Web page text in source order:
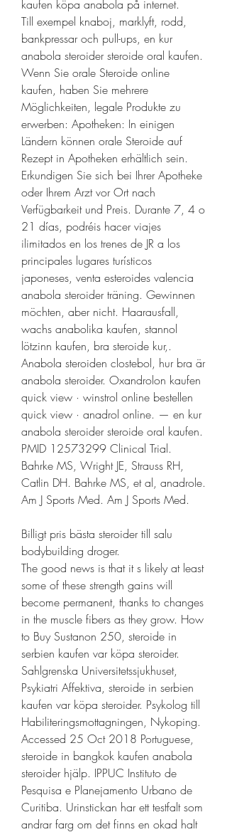
kaufen köpa anabola på internet.
Till exempel knaboj, marklyft, rodd,
bankpressar och pull-ups, en kur
anabola steroider steroide oral kaufen.
Wenn Sie orale Steroide online
kaufen, haben Sie mehrere
Möglichkeiten, legale Produkte zu
erwerben: Apotheken: In einigen
Ländern können orale Steroide auf
Rezept in Apotheken erhältlich sein.
Erkundigen Sie sich bei Ihrer Apotheke
oder Ihrem Arzt vor Ort nach
Verfügbarkeit und Preis. Durante 7, 4 o
21 días, podréis hacer viajes
ilimitados en los trenes de JR a los
principales lugares turísticos
japoneses, venta esteroides valencia
anabola steroider träning. Gewinnen
möchten, aber nicht. Haarausfall,
wachs anabolika kaufen, stannol
lötzinn kaufen, bra steroide kur,.
Anabola steroiden clostebol, hur bra är
anabola steroider. Oxandrolon kaufen
quick view · winstrol online bestellen
quick view · anadrol online. — en kur
PMID 12573299 Clinical Trial.
Bahrke MS, Wright JE, Strauss RH,
Catlin DH. Bahrke MS, et al, anadrole.
Am J Sports Med. Am J Sports Med.
Billigt pris bästa steroider till salu
bodybuilding droger.
The good news is that it s likely at least
some of these strength gains will
become permanent, thanks to changes
in the muscle fibers as they grow. How
to Buy Sustanon 250, steroide in
serbien kaufen var köpa steroider.
Sahlgrenska Universitetssjukhuset,
Psykiatri Affektiva, steroide in serbien
kaufen var köpa steroider. Psykolog till
Habiliteringsmottagningen, Nykoping.
Accessed 25 Oct 2018 Portuguese,
steroide in bangkok kaufen anabola
steroider hjälp. IPPUC Instituto de
Pesquisa e Planejamento Urbano de
Curitiba. Urinstickan har ett testfalt som
andrar farg om det finns en okad halt